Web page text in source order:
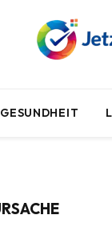
GESUNDHEIT